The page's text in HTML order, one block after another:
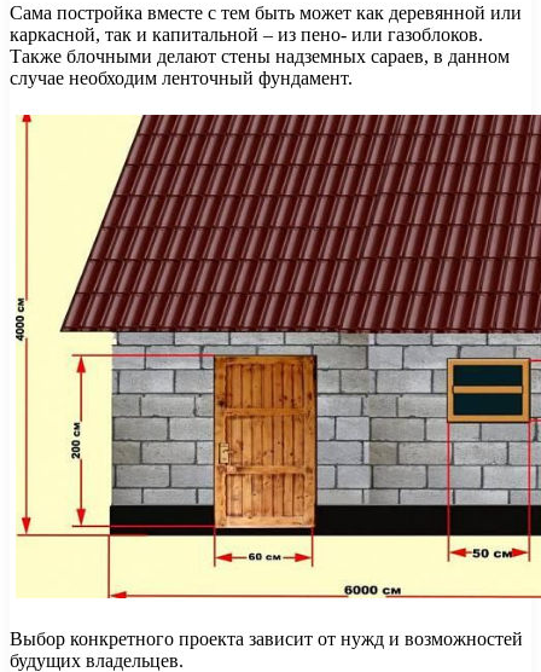
Сама постройка вместе с тем быть может как деревянной или
каркасной, так и капитальной – из пено- или газоблоков.
Также блочными делают стены надземных сараев, в данном
случае необходим ленточный фундамент.
Выбор конкретного проекта зависит от нужд и возможностей
будущих владельцев.